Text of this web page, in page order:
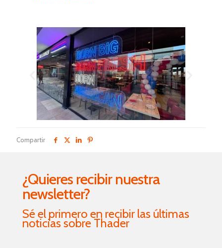
Compartir
¿Quieres recibir nuestra
newsletter?
Sé el primero en recibir las últimas
noticias sobre Thader